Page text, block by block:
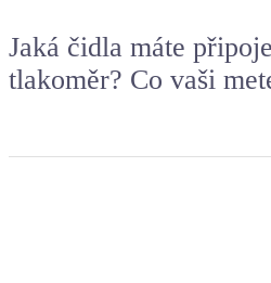
Jaká čidla máte
tlakoměr? Co vaši